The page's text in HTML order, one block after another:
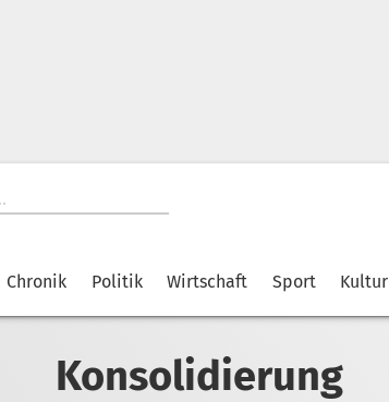
Chronik Politik Wirtschaft Sport Kultur
Konsolidierung